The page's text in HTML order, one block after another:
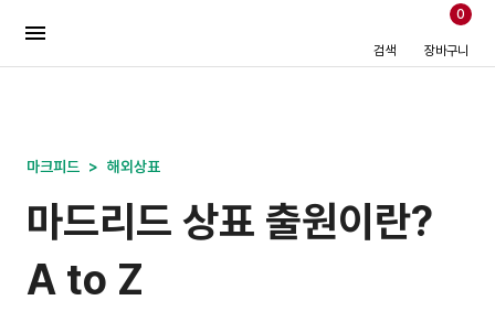
검색 장바구니
0
마크피드 > 해외상표
마드리드 상표 출원이란?
A to Z